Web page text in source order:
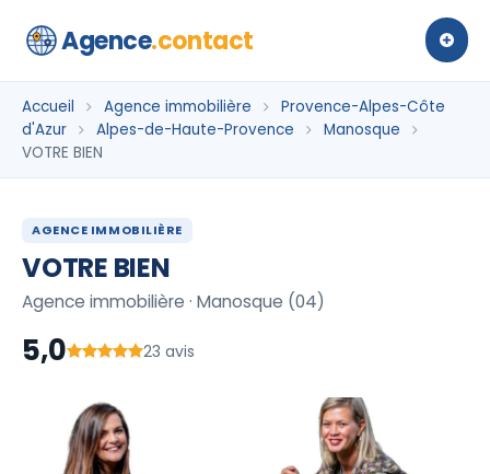
Agence.contact
Accueil Agence immobilière
Provence-Alpes-Côte
d'Azur
Alpes-de-Haute-Provence
Manosque
VOTRE BIEN
AGENCE IMMOBILIÈRE
VOTRE BIEN
Agence immobilière · Manosque (04)
5,0 23 avis